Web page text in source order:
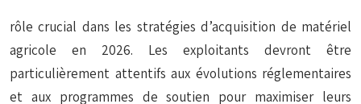
rôle crucial dans les stratégies d’acquisition de matériel
agricole en 2026. Les exploitants devront être
particulièrement attentifs aux évolutions réglementaires
et aux programmes de soutien pour maximiser leurs